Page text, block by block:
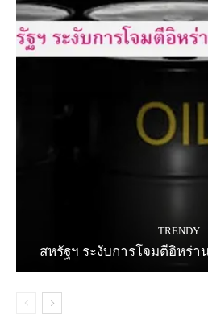
TRENDY
สหรัฐฯ ระงับการโจมตีอิหร่